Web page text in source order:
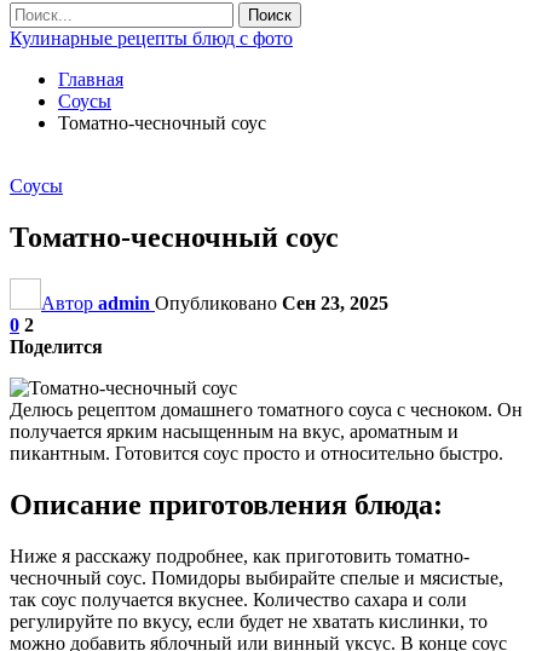
Кулинарные рецепты блюд с фото
Главная
Соусы
Томатно-чесночный соус
Соусы
Томатно-чесночный соус
Автор admin Опубликовано Сен 23, 2025
0 2
Поделится
Делюсь рецептом домашнего томатного соуса с чесноком. Он
получается ярким насыщенным на вкус, ароматным и
пикантным. Готовится соус просто и относительно быстро.
Описание приготовления блюда:
Ниже я расскажу подробнее, как приготовить томатно-
чесночный соус. Помидоры выбирайте спелые и мясистые,
так соус получается вкуснее. Количество сахара и соли
регулируйте по вкусу, если будет не хватать кислинки, то
можно добавить яблочный или винный уксус. В конце соус